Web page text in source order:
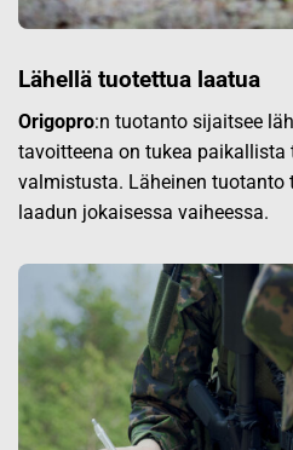
Lähellä tuotettua laatua
Origopro:n tuotanto sijaitsee
tavoitteena on tukea
valmistusta. Läheinen tuotanto
laadun jokaisessa vaiheessa.